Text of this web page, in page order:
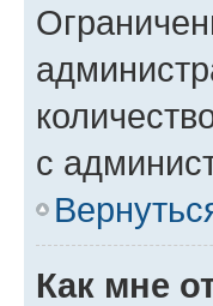
с
Как мне